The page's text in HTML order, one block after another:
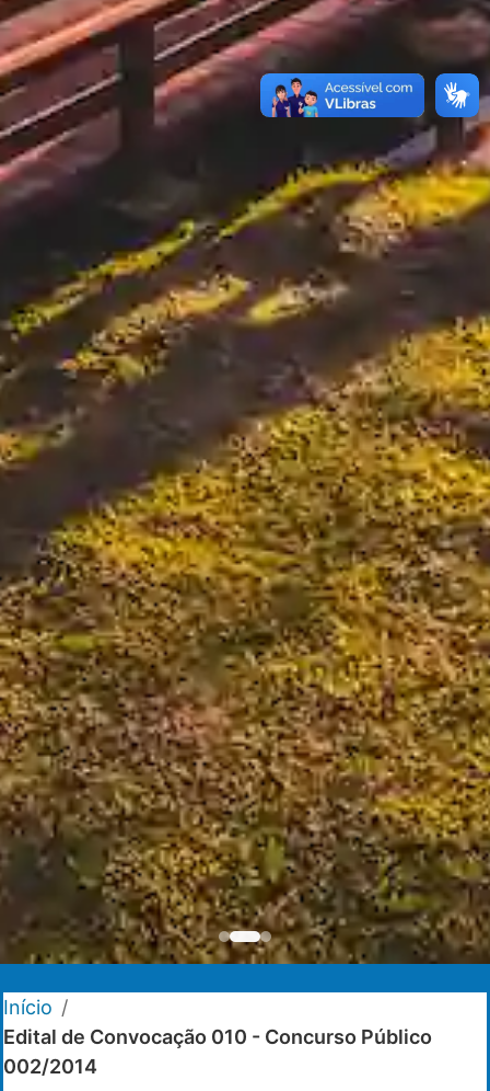
Início /
Edital de Convocação 010 - Concurso Público
002/2014